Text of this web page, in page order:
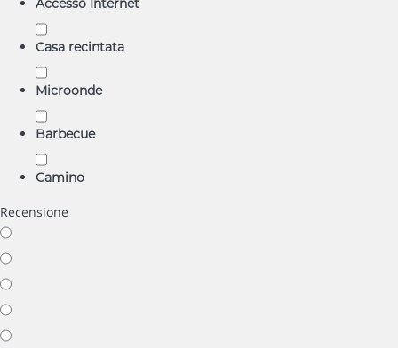
Accesso Internet
Casa recintata
Microonde
Barbecue
Camino
Recensione